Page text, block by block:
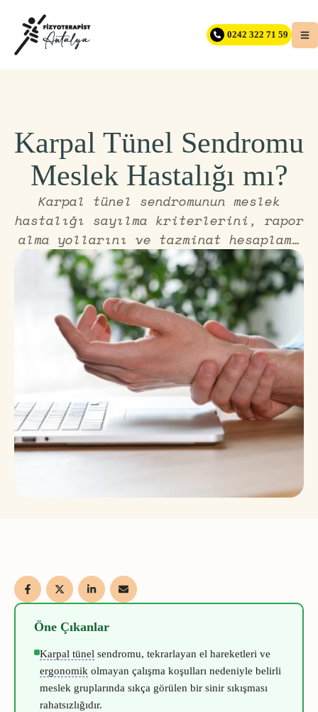
0242 322 71 59
Karpal Tünel Sendromu
Meslek Hastalığı mı?
Karpal tünel sendromunun meslek
hastalığı sayılma kriterlerini, rapor
alma yollarını ve tazminat hesaplama
detaylarını inceleyin. Haklarınızı
öğrenmek için hemen içeriğe göz atın.
Öne Çıkanlar
Karpal tünel Karpal tünelEl bileğinde median sinirin geçtiği
sendromu, tekrarlayan el hareketleri ve
ergonomik Ergonomi Çalışma ve yaşam ortamının vücuda
olmayan çalışma koşulları nedeniyle belirli
meslek gruplarında sıkça görülen bir sinir sıkışması
rahatsızlığıdır.